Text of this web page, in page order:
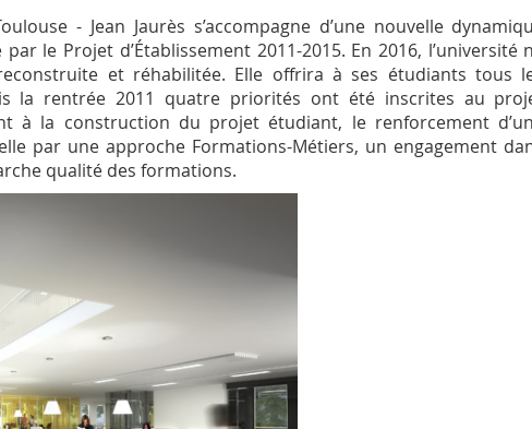
- Jean Jaurès s’accompagne d’une nouvelle
le Projet d’Établissement 2011-2015. En 2016, l’université
et réhabilitée. Elle offrira à ses étudiants tous
la rentrée 2011 quatre priorités ont été inscrites au
à la construction du projet étudiant, le renforcement
par une approche Formations-Métiers, un engagement
qualité des formations.